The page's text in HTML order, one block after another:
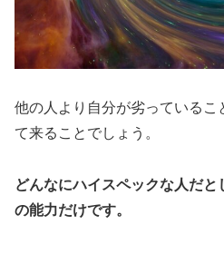
他の人より自分が劣っているこ
て来ることでしょう。
どんなにハイスペックな人だ
の能力だけです。